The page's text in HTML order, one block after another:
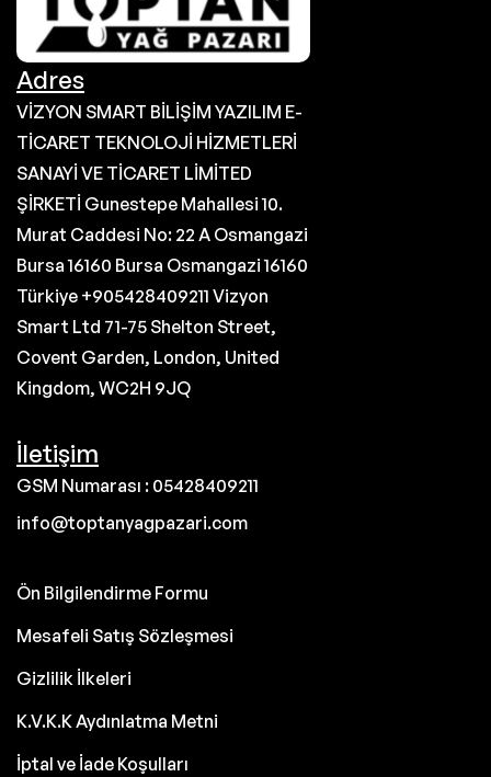
Adres
VİZYON SMART BİLİŞİM YAZILIM E-
TİCARET TEKNOLOJİ HİZMETLERİ
SANAYİ VE TİCARET LİMİTED
ŞİRKETİ Gunestepe Mahallesi 10.
Murat Caddesi No: 22 A Osmangazi
Bursa 16160 Bursa Osmangazi 16160
Türkiye +905428409211 Vizyon
Smart Ltd 71-75 Shelton Street,
Covent Garden, London, United
Kingdom, WC2H 9JQ
İletişim
GSM Numarası : 05428409211
info@toptanyagpazari.com
Ön Bilgilendirme Formu
Mesafeli Satış Sözleşmesi
Gizlilik İlkeleri
K.V.K.K Aydınlatma Metni
İptal ve İade Koşulları